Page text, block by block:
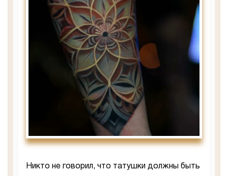
Никто не говорил, что татушки должны быть